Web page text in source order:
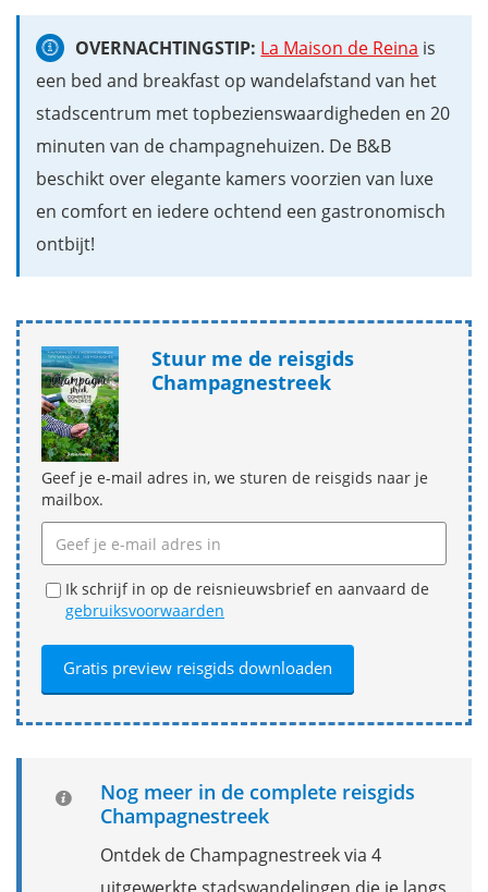
OVERNACHTINGSTIP: La Maison de Reina is
een bed and breakfast op wandelafstand van het
stadscentrum met topbezienswaardigheden en 20
minuten van de champagnehuizen. De B&B
beschikt over elegante kamers voorzien van luxe
en comfort en iedere ochtend een gastronomisch
ontbijt!
Stuur me de reisgids
Champagnestreek
Geef je e-mail adres in, we sturen de reisgids naar je
mailbox.
Ik schrijf in op de reisnieuwsbrief en aanvaard de
gebruiksvoorwaarden
Nog meer in de complete reisgids
Champagnestreek
Ontdek de Champagnestreek via 4